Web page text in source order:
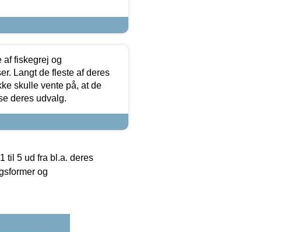
af fiskegrej og
Langt de fleste af deres
skulle vente på, at de
deres udvalg.
til 5 ud fra bl.a. deres
og